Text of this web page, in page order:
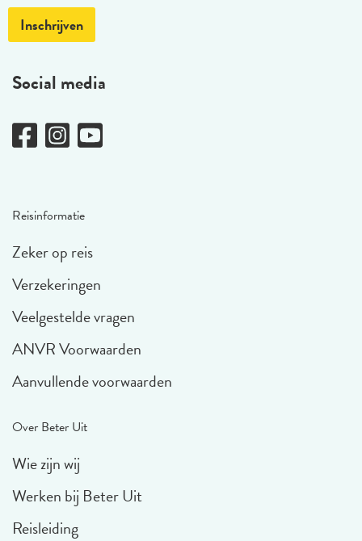
Inschrijven
Social media
Reisinformatie
Zeker op reis
Verzekeringen
Veelgestelde vragen
ANVR Voorwaarden
Aanvullende voorwaarden
Over Beter Uit
Wie zijn wij
Werken bij Beter Uit
Reisleiding